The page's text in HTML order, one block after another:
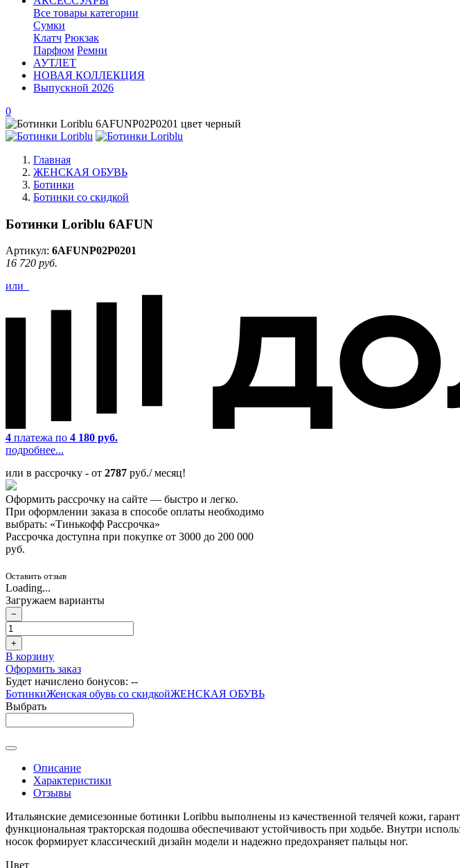
Все товары категории
Сумки
Клатч Рюкзак
Парфюм Ремни
АУТЛЕТ
НОВАЯ КОЛЛЕКЦИЯ
Выпускной 2026
0
Главная
ЖЕНСКАЯ ОБУВЬ
Ботинки
Ботинки со скидкой
Ботинки Loriblu 6AFUN
Артикул: 6AFUNP02P0201
16 720 руб.
или
4 платежа по 4 180 руб.
подробнее...
или в рассрочку - от 2787 руб./ месяц!
Оформить рассрочку на сайте — быстро и легко.
При оформлении заказа в способе оплаты необходимо
выбрать: «Тинькофф Рассрочка»
Рассрочка доступна при покупке от 3000 до 200 000
руб.
Оставить отзыв
Loading...
Загружаем варианты
−
+
В корзину
Оформить заказ
Будет начислено бонусов: --
БотинкиЖенская обувь со скидкойЖЕНСКАЯ ОБУВЬ
Выбрать
Описание
Характеристики
Отзывы
Итальянские демисезонные ботинки Loribbu выполнены из качественной телячей кожи,
функциональная тракторская подошва обеспечивают устойчивость при ходьбе. Внутри
носок формирует классический дизайн модели и надежно предохраняет пальцы ног.
Цвет